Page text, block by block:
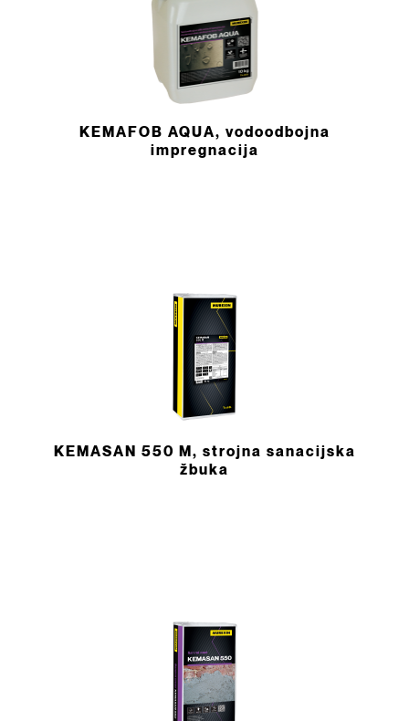
KEMAFOB AQUA, vodoodbojna
impregnacija
KEMASAN 550 M, strojna sanacijska
žbuka